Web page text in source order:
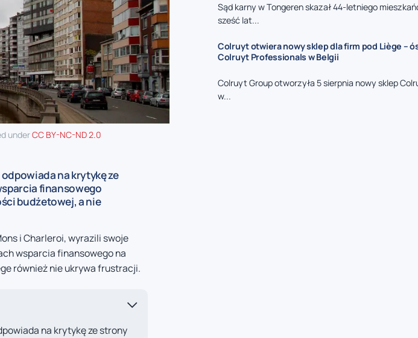
underCC BY-NC-ND 2.0
na krytykę ze
finansowego
budżetowej, a nie
i Charleroi, wyrazili swoje
wsparcia finansowego na
również nie ukrywa frustracji.
na krytykę ze strony
Sąd karny w Tongeren skazał 44-letniego
sześć lat...
Colruyt otwiera nowy sklep dla firm pod Liège –
Colruyt Professionals w Belgii
Colruyt Group otworzyła 5 sierpnia nowy sklep
w...